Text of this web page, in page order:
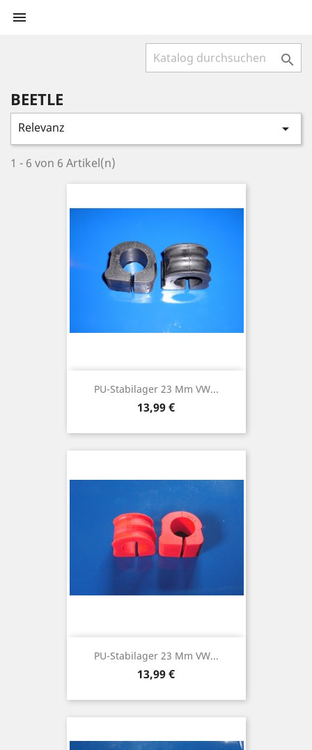


BEETLE
Relevanz 
1 - 6 von 6 Artikel(n)
PU-Stabilager 23 Mm VW...
Preis
13,99 €
PU-Stabilager 23 Mm VW...
Preis
13,99 €